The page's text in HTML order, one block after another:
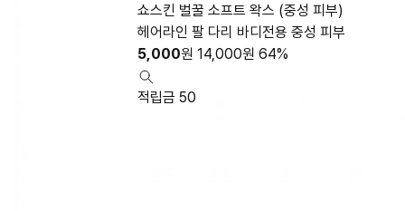
쇼스킨 벌꿀 소프트 왁스 (중성 피부)
헤어라인 팔 다리 바디전용 중성 피부
5,000원 14,000원 64%
적립금 50